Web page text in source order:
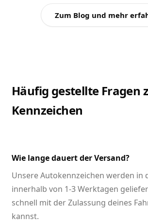
Zum Blog und mehr
Häufig gestellte Fragen
Kennzeichen
Wie lange dauert der Versand?
Unsere Autokennzeichen werden in
innerhalb von 1-3 Werktagen
schnell mit der Zulassung deines
kannst.